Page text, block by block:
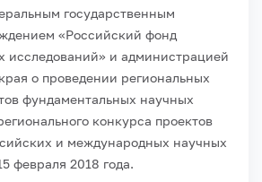
государственным
«Российский фонд
исследований» и администрацией
о проведении региональных
фундаментальных научных
конкурса проектов
и международных научных
февраля 2018 года.